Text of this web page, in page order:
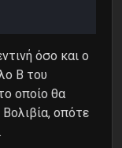
όσο και ο
Β του
οποίο θα
οπότε